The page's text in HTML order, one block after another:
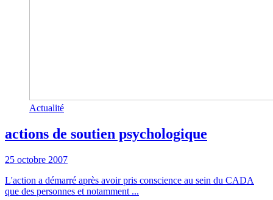
Actualité
actions de soutien psychologique
25 octobre 2007
L'action a démarré après avoir pris conscience au sein du CADA
que des personnes et notamment ...